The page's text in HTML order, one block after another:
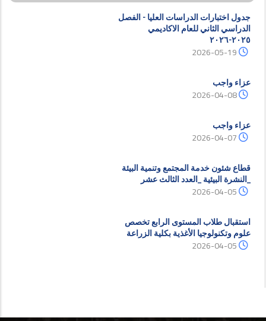
جدول اختبارات الدراسات العليا - الفصل
الدراسي الثاني للعام الاكاديمي
٢٠٢٥-٢٠٢٦
2026-05-19
عزاء واجب
2026-04-08
عزاء واجب
2026-04-07
قطاع شئون خدمة المجتمع وتنمية البيئة
_النشرة البيئية _العدد الثالث عشر
2026-04-05
استقبال طلاب المستوى الرابع تخصص
علوم وتكنولوجيا الأغذية بكلية الزراعة
2026-04-05